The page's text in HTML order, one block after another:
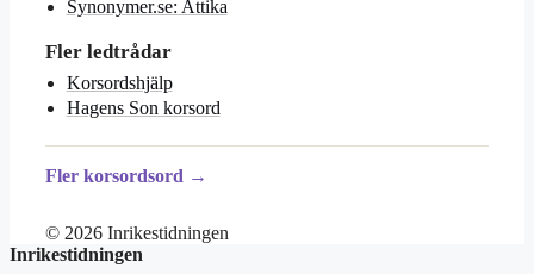
Synonymer.se: Attika
Fler ledtrådar
Korsordshjälp
Hagens Son korsord
Fler korsordsord →
© 2026 Inrikestidningen
Inrikestidningen